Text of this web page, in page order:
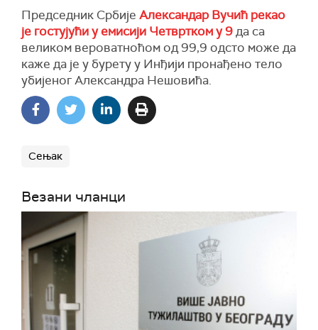
Председник Србије Александар Вучић рекао
је гостујући у емисији Четвртком у 9да са
великом вероватноћом од 99,9 одсто може да
каже да је у бурету у Инђији пронађено тело
убијеног Александра Нешовића.
Сењак
Везани чланци